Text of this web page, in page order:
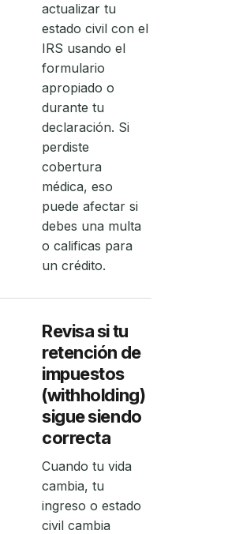
actualizar tu
estado civil con el
IRS usando el
formulario
apropiado o
durante tu
declaración. Si
perdiste
cobertura
médica, eso
puede afectar si
debes una multa
o calificas para
un crédito.
Revisa si tu
retención de
impuestos
(withholding)
sigue siendo
correcta
Cuando tu vida
cambia, tu
ingreso o estado
civil cambia